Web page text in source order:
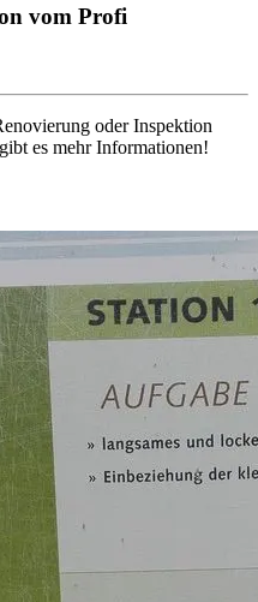
vom Profi
oder Inspektion
es mehr Informationen!